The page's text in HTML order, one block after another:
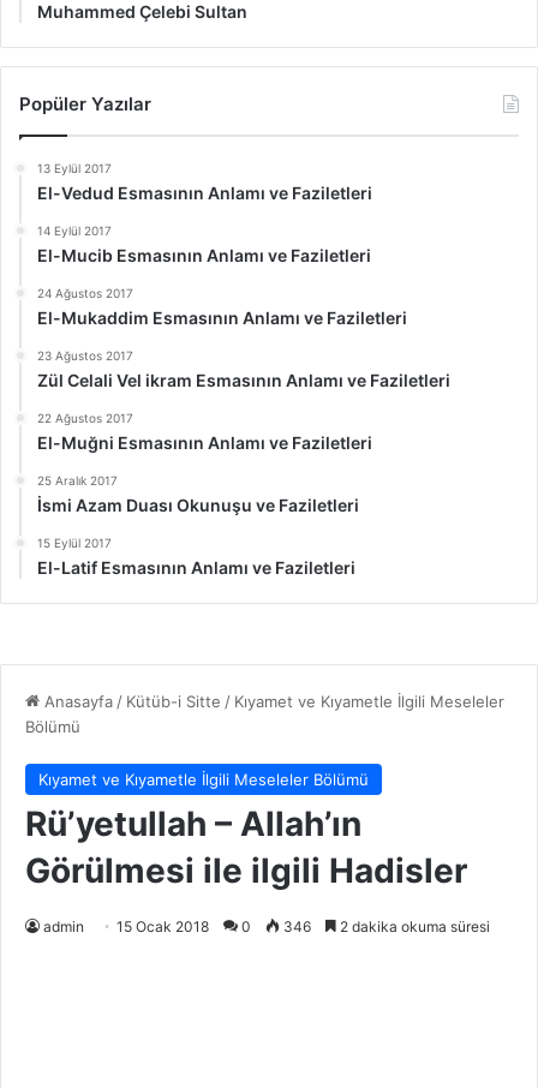
Muhammed Çelebi Sultan
Popüler Yazılar
13 Eylül 2017
El-Vedud Esmasının Anlamı ve Faziletleri
14 Eylül 2017
El-Mucib Esmasının Anlamı ve Faziletleri
24 Ağustos 2017
El-Mukaddim Esmasının Anlamı ve Faziletleri
23 Ağustos 2017
Zül Celali Vel ikram Esmasının Anlamı ve Faziletleri
22 Ağustos 2017
El-Muğni Esmasının Anlamı ve Faziletleri
25 Aralık 2017
İsmi Azam Duası Okunuşu ve Faziletleri
15 Eylül 2017
El-Latif Esmasının Anlamı ve Faziletleri